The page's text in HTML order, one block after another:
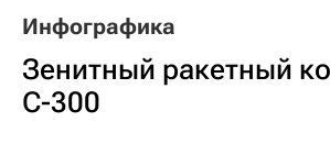
Инфографика
Зенитный ракетный
С-300